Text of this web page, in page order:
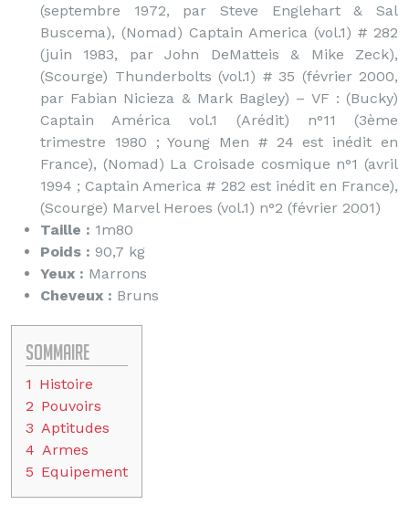
(septembre 1972, par Steve Englehart & Sal
Buscema), (Nomad) Captain America (vol.1) # 282
(juin 1983, par John DeMatteis & Mike Zeck),
(Scourge) Thunderbolts (vol.1) # 35 (février 2000,
par Fabian Nicieza & Mark Bagley) – VF : (Bucky)
Captain América vol.1 (Arédit) n°11 (3ème
trimestre 1980 ; Young Men # 24 est inédit en
France), (Nomad) La Croisade cosmique n°1 (avril
1994 ; Captain America # 282 est inédit en France),
(Scourge) Marvel Heroes (vol.1) n°2 (février 2001)
Taille : 1m80
Poids : 90,7 kg
Yeux : Marrons
Cheveux : Bruns
Sommaire
1 Histoire
2 Pouvoirs
3 Aptitudes
4 Armes
5 Equipement